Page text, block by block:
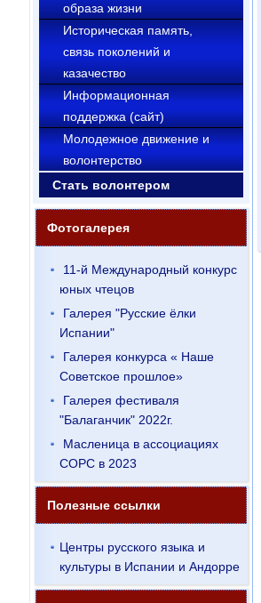
образа жизни
Историческая память,
связь поколений и
казачество
Информационная
поддержка (сайт)
Молодежное движение и
волонтерство
Стать волонтером
Фотогалерея
11-й Международный конкурс
юных чтецов
Галерея "Русские ёлки
Испании"
Галерея конкурса « Наше
Советское прошлое»
Галерея фестиваля
"Балаганчик" 2022г.
Масленица в ассоциациях
СОРС в 2023
Полезные ссылки
Центры русского языка и
культуры в Испании и Андорре